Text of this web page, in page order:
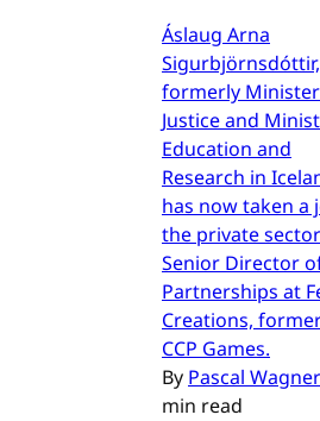
Áslaug Arna
Sigurbjörnsdóttir,
formerly
Justice and
Education and
Research in
has now taken a
the private
Senior Director
Partnerships at
Creations,
CCP Games.
By Pascal Wagner
min read